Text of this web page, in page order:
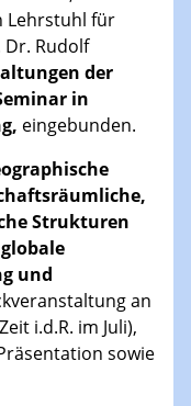
Lehrstuhl für
Rudolf
der
in
eingebunden.
Strukturen
und
an
i.d.R. im Juli),
sowie